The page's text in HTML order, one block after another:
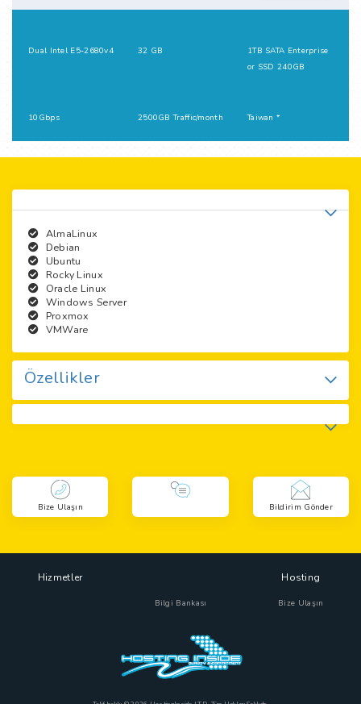
Dual Intel E5-2680v4 32 GB
1TB SATA Enterprise
or SSD 240GB
10Gbps 2500GB Traffic/month Taiwan *
AlmaLinux
Debian
Ubuntu
Rocky Linux
Oracle Linux
Windows Server
Proxmox
VMWare
Özellikler
Bize Ulaşın Bildirim Gönder
Hizmetler
Bilgi Bankası
Hosting
Bize Ulaşın